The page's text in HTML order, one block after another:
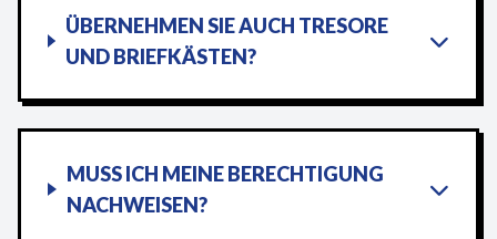
ÜBERNEHMEN SIE AUCH TRESORE
UND BRIEFKÄSTEN?
MUSS ICH MEINE BERECHTIGUNG
NACHWEISEN?